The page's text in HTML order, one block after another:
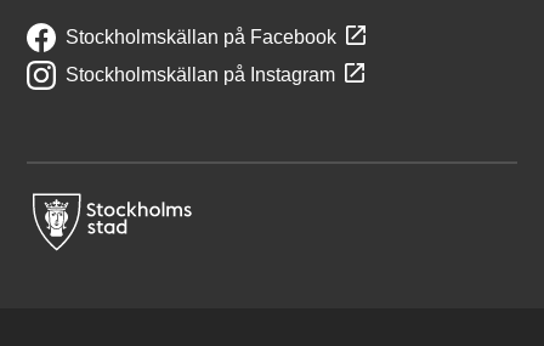
Stockholmskällan på Facebook
Stockholmskällan på Instagram